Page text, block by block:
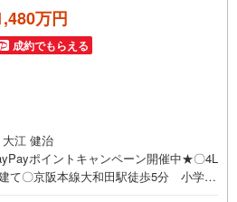
万円
成約でもらえる
大江 健治
ポイントキャンペーン開催中★〇4L
〇京阪本線大和田駅徒歩5分 小学校